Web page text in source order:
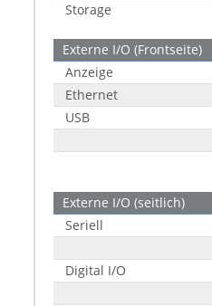
Storage
Externe I/O (Frontseite)
Anzeige
Ethernet
USB
Externe I/O (seitlich)
Seriell
Digital I/O